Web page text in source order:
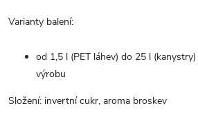
Varianty balení:
od 1,5 l (PET láhev) do 25 l
výrobu
Složení: invertní cukr, aroma broskev